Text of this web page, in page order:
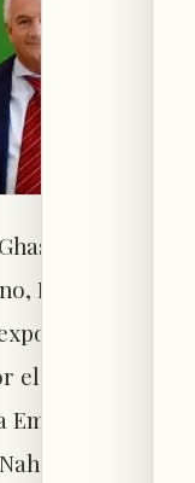
Salamé,
Fabrizio
“Ecos
el Ministerio
de
Al-Said